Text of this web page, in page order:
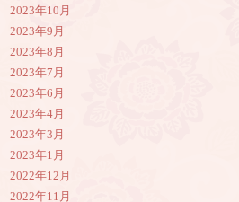
2023年10月
2023年9月
2023年8月
2023年7月
2023年6月
2023年4月
2023年3月
2023年1月
2022年12月
2022年11月